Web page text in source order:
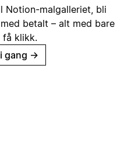
Notion-malgalleriet, bli
betalt – alt med bare
få klikk.
gang →